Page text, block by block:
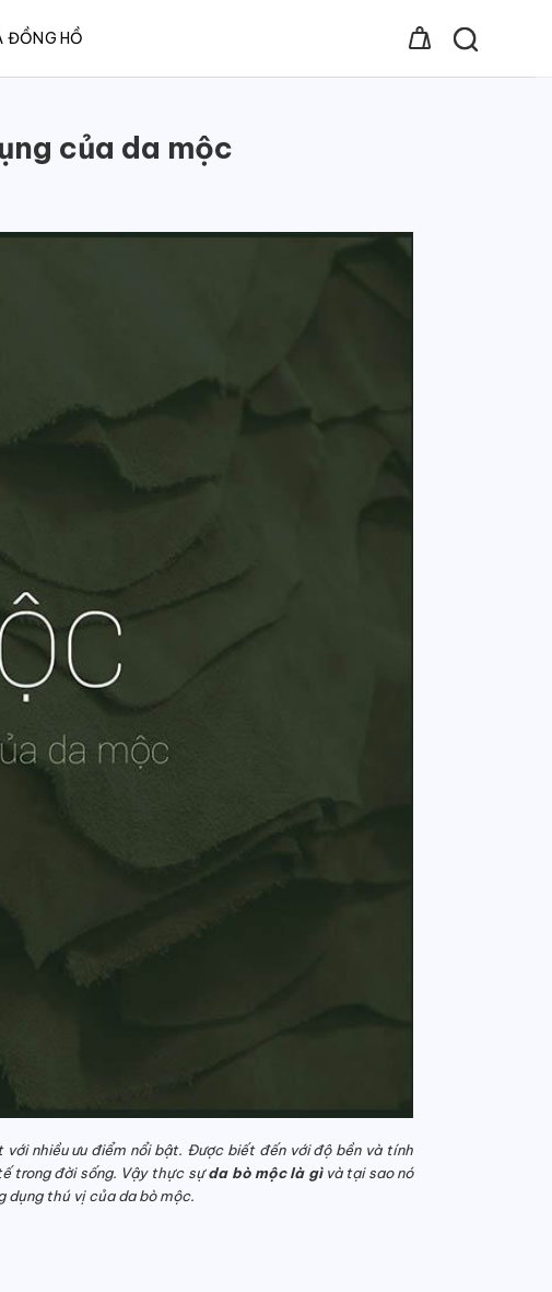
ĐỒNG HỒ
của da mộc
nhiều ưu điểm nổi bật. Được biết đến với độ bền và tính
trong đời sống. Vậy thực sựda bò mộc là gìvà tại sao nó
dụng thú vị của da bò mộc.